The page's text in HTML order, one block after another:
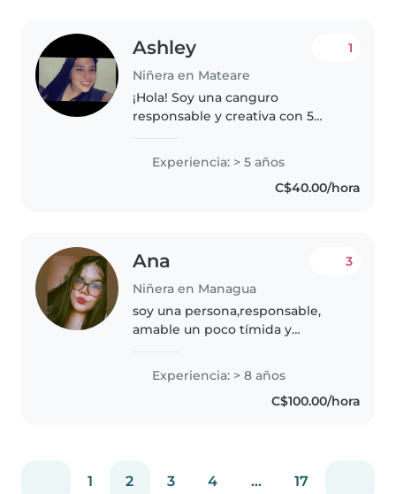
Ashley
Niñera en Mateare
1
¡Hola! Soy una canguro
responsable y creativa con 5
niños de todas las edades. Me
encanta hacer manualidades y
ayudar con los deberes. Estoy
Experiencia: > 5 años
C$40.00/hora
Ana
Niñera en Managua
3
soy una persona,responsable,
amable un poco tímida y
contacto con niños, ya que me
Experiencia: > 8 años
C$100.00/hora
1 2 3 4 ... 17